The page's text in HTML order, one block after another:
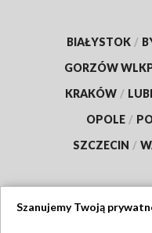
BIAŁYSTOK /
GORZÓW
KRAKÓW /
OPOLE /
SZCZECIN /
Szanujemy Twoją